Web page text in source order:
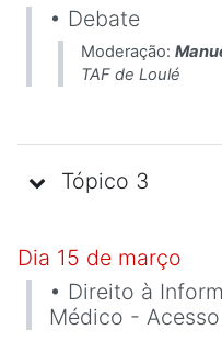
• Debate
Moderação:
TAF de Loulé
Tópico 3
Dia 15 de março
• Direito à
Médico -